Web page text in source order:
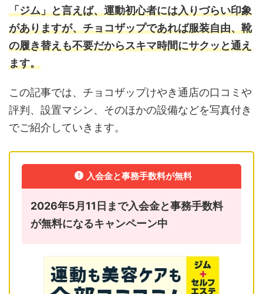
「ジム」と言えば、運動初心者には入りづらい印象
がありますが、チョコザップであれば服装自由、靴
の履き替えも不要だからスキマ時間にサクッと通え
ます。
この記事では、チョコザップけやき通店の口コミや
評判、設置マシン、そのほかの設備などを写真付き
でご紹介していきます。
入会金と事務手数料が無料
2026年5月11日まで入会金と事務手数料
が無料になるキャンペーン中